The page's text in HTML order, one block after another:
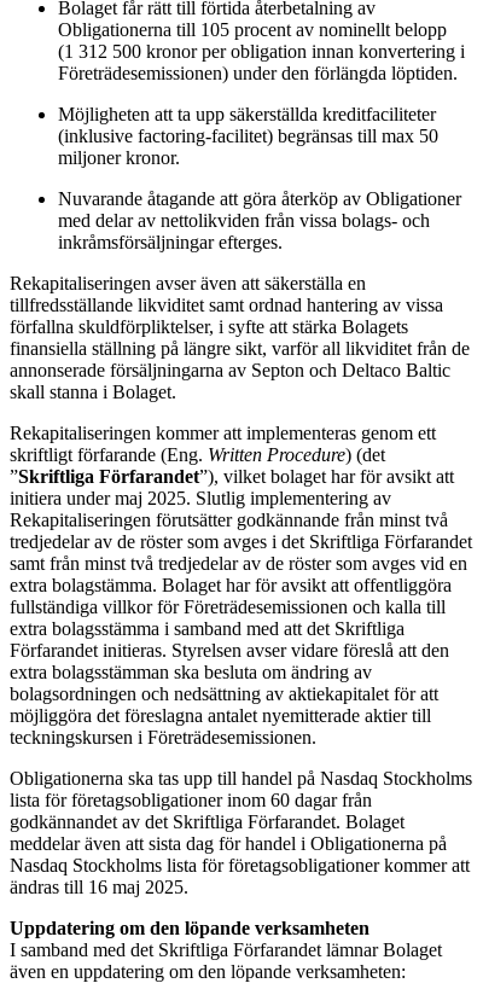
Bolaget får rätt till förtida återbetalning av
Obligationerna till 105 procent av nominellt belopp
(1 312 500 kronor per obligation innan konvertering i
Företrädesemissionen) under den förlängda löptiden.
Möjligheten att ta upp säkerställda kreditfaciliteter
(inklusive factoring-facilitet) begränsas till max 50
miljoner kronor.
Nuvarande åtagande att göra återköp av Obligationer
med delar av nettolikviden från vissa bolags- och
inkråmsförsäljningar efterges.
Rekapitaliseringen avser även att säkerställa en
tillfredsställande likviditet samt ordnad hantering av vissa
förfallna skuldförpliktelser, i syfte att stärka Bolagets
finansiella ställning på längre sikt, varför all likviditet från de
annonserade försäljningarna av Septon och Deltaco Baltic
skall stanna i Bolaget.
Rekapitaliseringen kommer att implementeras genom ett
skriftligt förfarande (Eng. Written Procedure) (det
”Skriftliga Förfarandet”), vilket bolaget har för avsikt att
initiera under maj 2025. Slutlig implementering av
Rekapitaliseringen förutsätter godkännande från minst två
tredjedelar av de röster som avges i det Skriftliga Förfarandet
samt från minst två tredjedelar av de röster som avges vid en
extra bolagstämma. Bolaget har för avsikt att offentliggöra
fullständiga villkor för Företrädesemissionen och kalla till
extra bolagsstämma i samband med att det Skriftliga
Förfarandet initieras. Styrelsen avser vidare föreslå att den
extra bolagsstämman ska besluta om ändring av
bolagsordningen och nedsättning av aktiekapitalet för att
möjliggöra det föreslagna antalet nyemitterade aktier till
teckningskursen i Företrädesemissionen.
Obligationerna ska tas upp till handel på Nasdaq Stockholms
lista för företagsobligationer inom 60 dagar från
godkännandet av det Skriftliga Förfarandet. Bolaget
meddelar även att sista dag för handel i Obligationerna på
Nasdaq Stockholms lista för företagsobligationer kommer att
ändras till 16 maj 2025.
Uppdatering om den löpande verksamheten
I samband med det Skriftliga Förfarandet lämnar Bolaget
även en uppdatering om den löpande verksamheten: